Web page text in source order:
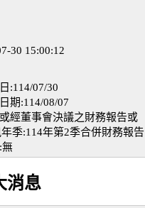
30 15:00:12
:114/07/30
期:114/08/07
經董事會決議之財務報告或
季:114年第2季合併財務報告
無
消息